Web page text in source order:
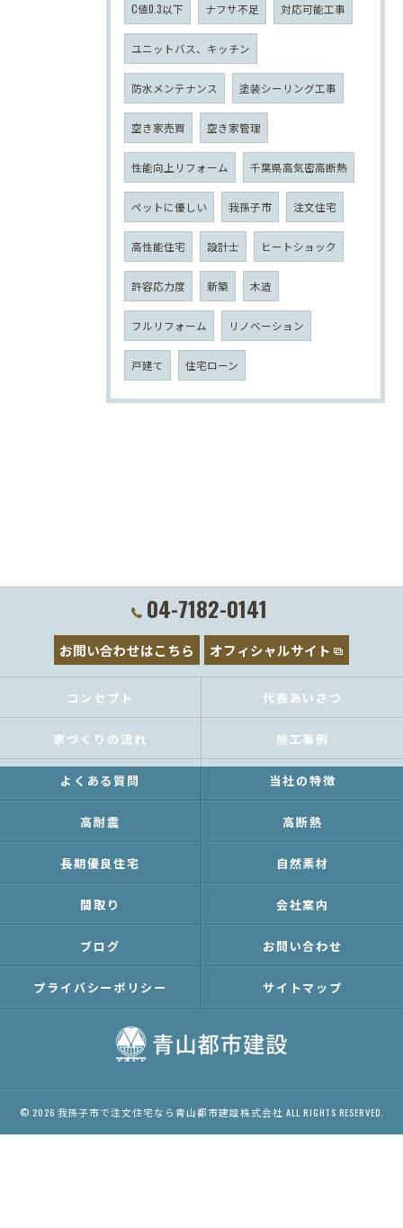
C値0.3以下 ナフサ不足 対応可能工事
ユニットバス、キッチン
防水メンテナンス 塗装シーリング工事
空き家売買 空き家管理
性能向上リフォーム 千葉県高気密高断熱
ペットに優しい 我孫子市 注文住宅
高性能住宅 設計士 ヒートショック
許容応力度 新築 木造
フルリフォーム リノベーション
戸建て 住宅ローン
04-7182-0141
お問い合わせはこちら オフィシャルサイト
コンセプト 代表あいさつ
家づくりの流れ 施工事例
よくある質問 当社の特徴
高耐震 高断熱
長期優良住宅 自然素材
間取り 会社案内
ブログ お問い合わせ
プライバシーポリシー サイトマップ
© 2026 我孫子市で注文住宅なら青山都市建設株式会社 ALL RIGHTS RESERVED.